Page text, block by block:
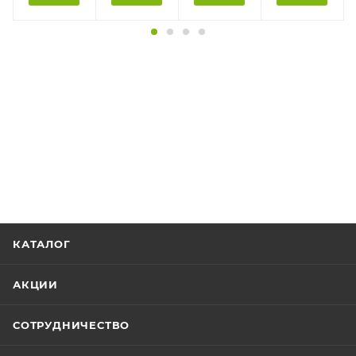
КАТАЛОГ
АКЦИИ
СОТРУДНИЧЕСТВО